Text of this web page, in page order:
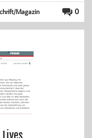
0
Magazin